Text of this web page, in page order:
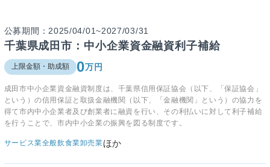
公募期間：2025/04/01~2027/03/31
千葉県成田市：中小企業資金融資利子補給
上限金額・助成額 0万円
成田市中小企業資金融資制度は、千葉県信用保証協会（以下、「保証協会」
という）の信用保証と取扱金融機関（以下、「金融機関」という）の協力を
得て市内中小企業者及び創業者に融資を行い、その利払いに対して利子補給
を行うことで、市内中小企業の振興を図る制度です。
サービス業全般飲食業卸売業ほか